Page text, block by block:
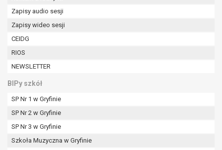
Zapisy audio sesji
Zapisy wideo sesji
CEIDG
RIOS
NEWSLETTER
BIPy szkół
SP Nr 1 w Gryfinie
SP Nr 2 w Gryfinie
SP Nr 3 w Gryfinie
Szkoła Muzyczna w Gryfinie
Przysługuje Pani/Panu prawo wniesienia skargi do
organu nadzorczego na niezgodne z prawem
Prezes Urzędu Ochrony Danych Osobowych.
W zależności od sfery, w której przetwarzane są
dobrowolne albo jest wymogiem ustawowym lub
umownym.
Pani/Pana dane nie będą poddawane
tym również profilowaniu.